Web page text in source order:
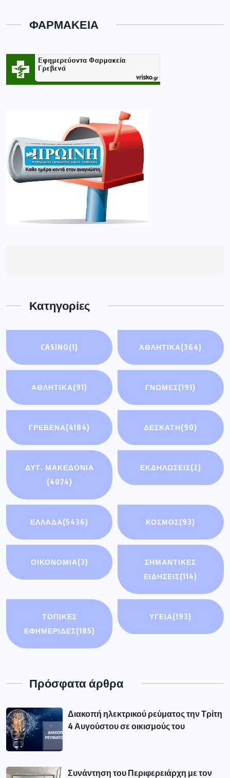
ΦΑΡΜΑΚΕΙΑ
Κατηγορίες
CASINO(1) ΑΘΛΗΤΙΚΑ(364)
ΑΘΛΗΤΙΚΆ(91) ΓΝΩΜΕΣ(191)
ΓΡΕΒΕΝΑ(4184) ΔΕΣΚΑΤΗ(90)
ΔΥΤ. ΜΑΚΕΔΟΝΙΑ
(4074)
ΕΚΔΗΛΩΣΕΙΣ(2)
ΕΛΛΑΔΑ(5436) ΚΟΣΜΟΣ(93)
ΟΙΚΟΝΟΜΊΑ(3)
ΣΗΜΑΝΤΙΚΈΣ
ΕΙΔΉΣΕΙΣ(114)
ΤΟΠΙΚΕΣ
ΕΦΗΜΕΡΙΔΕΣ(185)
ΥΓΕΙΑ(193)
Πρόσφατα άρθρα
Διακοπή ηλεκτρικού ρεύματος την Τρίτη
4 Αυγούστου σε οικισμούς του
Συνάντηση του Περιφερειάρχη με τον